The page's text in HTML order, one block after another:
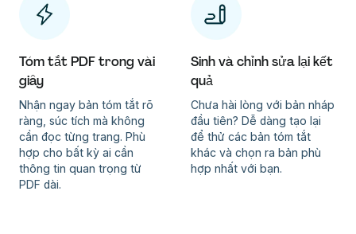
Tóm tắt PDF trong vài
giây
Nhận ngay bản tóm tắt rõ
ràng, súc tích mà không
cần đọc từng trang. Phù
hợp cho bất kỳ ai cần
thông tin quan trọng từ
PDF dài.
Sinh và chỉnh sửa lại kết
quả
Chưa hài lòng với bản nháp
đầu tiên? Dễ dàng tạo lại
để thử các bản tóm tắt
khác và chọn ra bản phù
hợp nhất với bạn.